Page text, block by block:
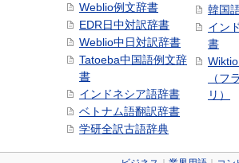
Weblio例文辞書
EDR日中対訳辞書
Weblio中日対訳辞書
Tatoeba中国語例文辞
書
インドネシア語辞書
ベトナム語翻訳辞書
学研全訳古語辞典
韓国
イン
書
（フ
リ）